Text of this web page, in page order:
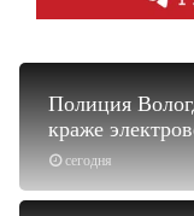
сегодня
Полиция
краже